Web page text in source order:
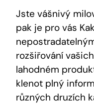
Jste ‌vášnivý
pak je pro vás
rozšiřování
lahodném
klenot ⁤plný
⁣různých druzích​